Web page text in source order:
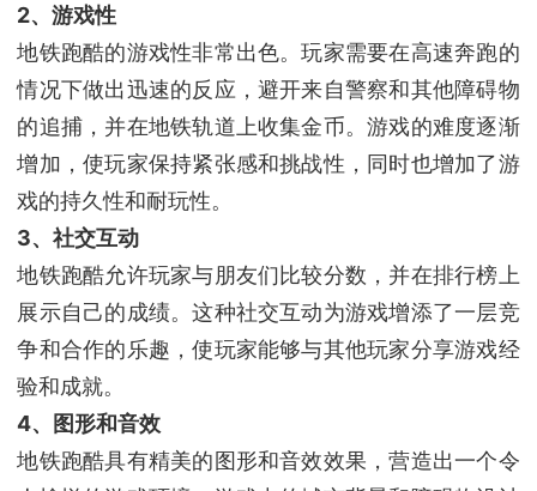
2、游戏性
地铁跑酷的游戏性非常出色。玩家需要在高速奔跑的
情况下做出迅速的反应，避开来自警察和其他障碍物
的追捕，并在地铁轨道上收集金币。游戏的难度逐渐
增加，使玩家保持紧张感和挑战性，同时也增加了游
戏的持久性和耐玩性。
3、社交互动
地铁跑酷允许玩家与朋友们比较分数，并在排行榜上
展示自己的成绩。这种社交互动为游戏增添了一层竞
争和合作的乐趣，使玩家能够与其他玩家分享游戏经
验和成就。
4、图形和音效
地铁跑酷具有精美的图形和音效效果，营造出一个令